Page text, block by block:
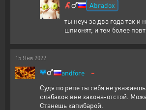
Abradox
ты неуч за два года так и
шпионят, и тем более
15 Янв 2022
andfore -
Судя по репе ты себя не
слабаков вне закона-отстой.
Станешь капибарой.